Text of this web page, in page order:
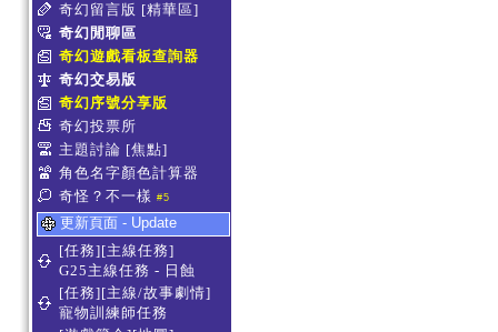
奇幻留言版 [精華區]
奇幻閒聊區
奇幻遊戲看板查詢器
奇幻交易版
奇幻序號分享版
奇幻投票所
主題討論 [焦點]
角色名字顏色計算器
奇怪？不一樣 #5
更新頁面 - Update
[任務][主線任務]
G25主線任務 - 日蝕
[任務][主線/故事劇情]
寵物訓練師任務